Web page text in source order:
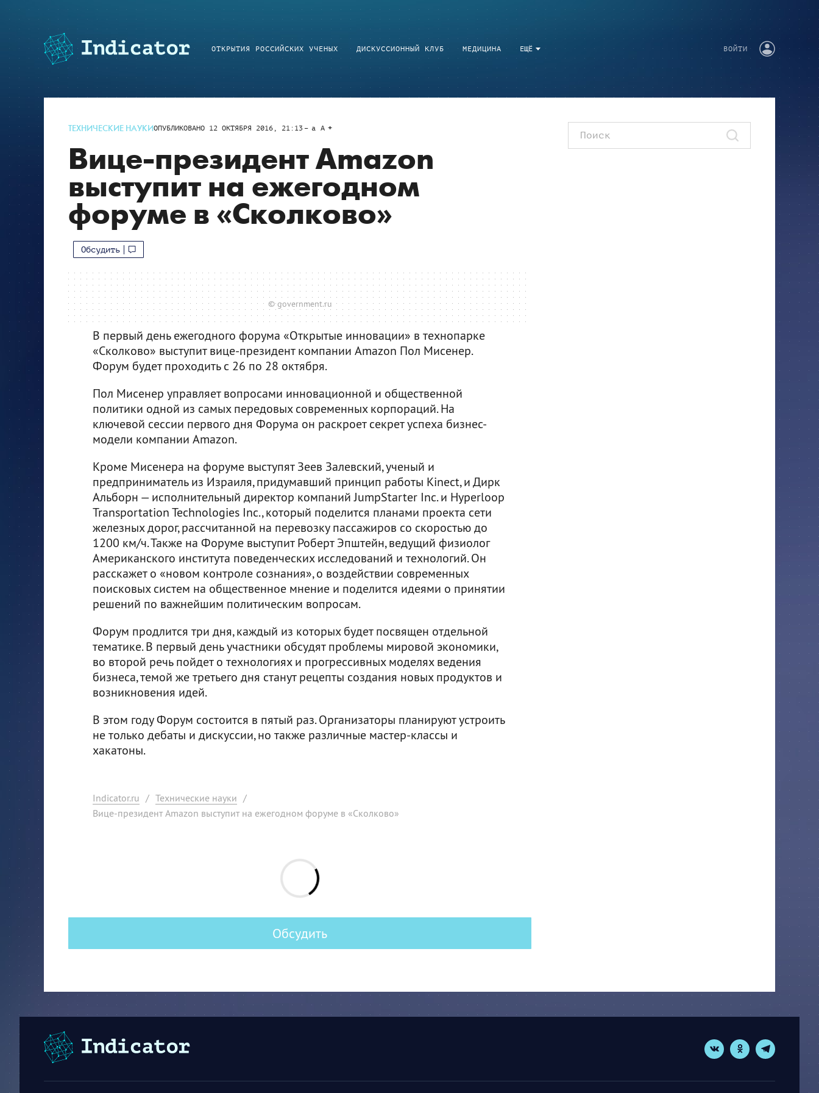
ЕЩЁ
ОТКРЫТИЯ РОССИЙСКИХ УЧЕНЫХ ДИСКУССИОННЫЙ КЛУБ МЕДИЦИНА ВОЙТИ
ТЕХНИЧЕСКИЕ НАУКИОПУБЛИКОВАНО 12 ОКТЯБРЯ 2016, 21:13 a A
Вице-президент Amazon
выступит на ежегодном
форуме в «Сколково»
Обсудить
© government.ru
В первый день ежегодного форума «Открытые инновации» в технопарке
«Сколково» выступит вице-президент компании Amazon Пол Мисенер.
Форум будет проходить с 26 по 28 октября.
Пол Мисенер управляет вопросами инновационной и общественной
политики одной из самых передовых современных корпораций. На
ключевой сессии первого дня Форума он раскроет секрет успеха бизнес-
модели компании Amazon.
Кроме Мисенера на форуме выступят Зеев Залевский, ученый и
предприниматель из Израиля, придумавший принцип работы Kinect, и Дирк
Альборн — исполнительный директор компаний JumpStarter Inc. и Hyperloop
Transportation Technologies Inc., который поделится планами проекта сети
железных дорог, рассчитанной на перевозку пассажиров со скоростью до
1200 км/ч. Также на Форуме выступит Роберт Эпштейн, ведущий физиолог
Американского института поведенческих исследований и технологий. Он
расскажет о «новом контроле сознания», о воздействии современных
поисковых систем на общественное мнение и поделится идеями о принятии
решений по важнейшим политическим вопросам.
Форум продлится три дня, каждый из которых будет посвящен отдельной
тематике. В первый день участники обсудят проблемы мировой экономики,
во второй речь пойдет о технологиях и прогрессивных моделях ведения
бизнеса, темой же третьего дня станут рецепты создания новых продуктов и
возникновения идей.
В этом году Форум состоится в пятый раз. Организаторы планируют устроить
не только дебаты и дискуссии, но также различные мастер-классы и
хакатоны.
Indicator.ru / Технические науки /
Вице-президент Amazon выступит на ежегодном форуме в «Сколково»
Обсудить